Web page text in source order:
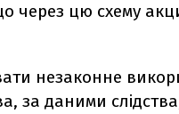
через цю схему
незаконне
за даними